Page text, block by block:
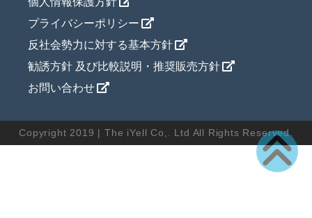
プライバシーポリシー
反社会勢力に対する基本方針
勧誘方針 及び比較説明・推奨販売方針
お問い合わせ
Copyright 2019 | The iYell Co,. Ltd All Rights Reserved.